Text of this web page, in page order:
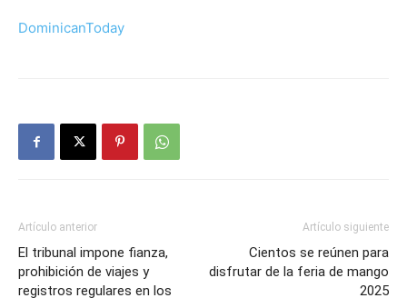
DominicanToday
Artículo anterior
El tribunal impone fianza,
prohibición de viajes y
registros regulares en los
Artículo siguiente
Cientos se reúnen para
disfrutar de la feria de mango
2025